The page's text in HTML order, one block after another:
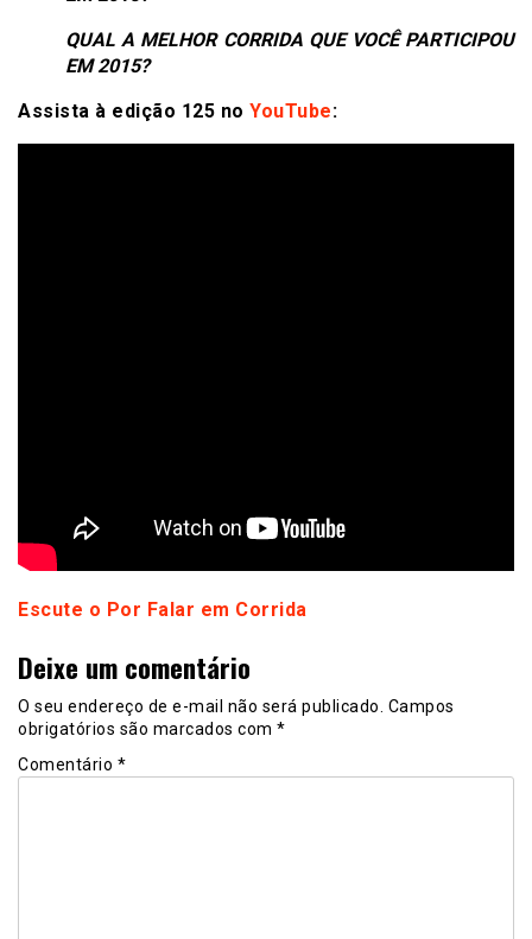
QUAL A MELHOR CORRIDA QUE VOCÊ PARTICIPOU
EM 2015?
Assista à edição 125 no YouTube:
Escute o Por Falar em Corrida
Deixe um comentário
O seu endereço de e-mail não será publicado. Campos
obrigatórios são marcados com *
Comentário *